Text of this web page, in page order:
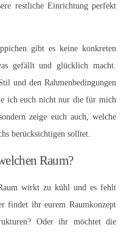
restliche Einrichtung perfekt
gibt es keine konkreten
gefällt und glücklich macht.
und den Rahmenbedingungen
ich euch nicht nur die für mich
zeige euch auch, welche
berücksichtigen solltet.
Raum?
wirkt zu kühl und es fehlt
findet ihr eurem Raumkonzept
Oder ihr möchtet die